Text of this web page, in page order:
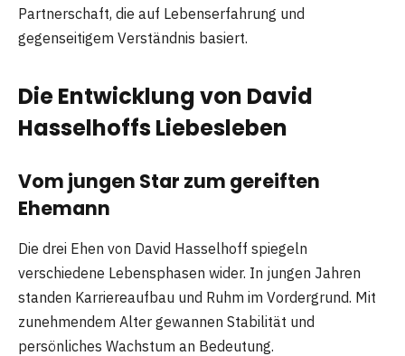
Partnerschaft, die auf Lebenserfahrung und
gegenseitigem Verständnis basiert.
Die Entwicklung von David
Hasselhoffs Liebesleben
Vom jungen Star zum gereiften
Ehemann
Die drei Ehen von David Hasselhoff spiegeln
verschiedene Lebensphasen wider. In jungen Jahren
standen Karriereaufbau und Ruhm im Vordergrund. Mit
zunehmendem Alter gewannen Stabilität und
persönliches Wachstum an Bedeutung.